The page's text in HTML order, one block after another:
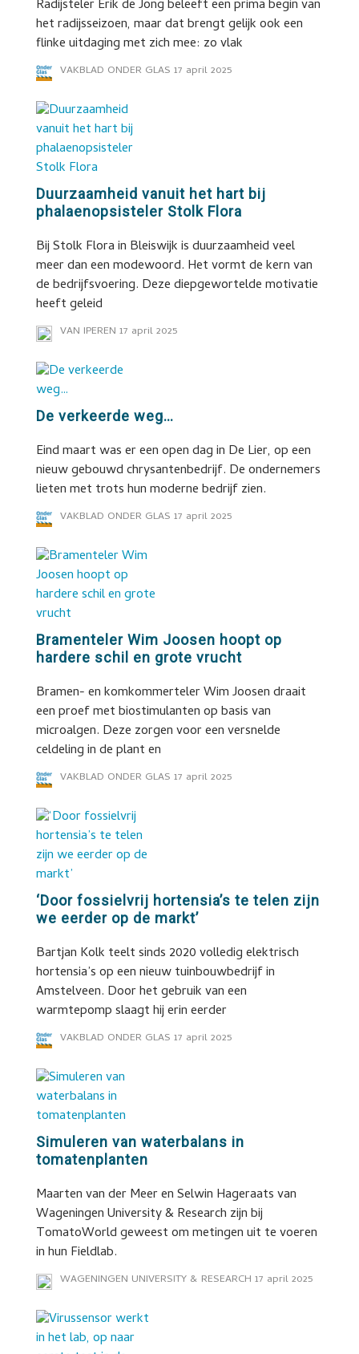
Radijsteler Erik de Jong beleeft een prima begin van
het radijsseizoen, maar dat brengt gelijk ook een
flinke uitdaging met zich mee: zo vlak
VAKBLAD ONDER GLAS 17 april 2025
Duurzaamheid vanuit het hart bij
phalaenopsisteler Stolk Flora
Bij Stolk Flora in Bleiswijk is duurzaamheid veel
meer dan een modewoord. Het vormt de kern van
de bedrijfsvoering. Deze diepgewortelde motivatie
heeft geleid
VAN IPEREN 17 april 2025
De verkeerde weg…
Eind maart was er een open dag in De Lier, op een
nieuw gebouwd chrysantenbedrijf. De ondernemers
lieten met trots hun moderne bedrijf zien.
VAKBLAD ONDER GLAS 17 april 2025
Bramenteler Wim Joosen hoopt op
hardere schil en grote vrucht
Bramen- en komkommerteler Wim Joosen draait
een proef met biostimulanten op basis van
microalgen. Deze zorgen voor een versnelde
celdeling in de plant en
VAKBLAD ONDER GLAS 17 april 2025
‘Door fossielvrij hortensia’s te telen zijn
we eerder op de markt’
Bartjan Kolk teelt sinds 2020 volledig elektrisch
hortensia’s op een nieuw tuinbouwbedrijf in
Amstelveen. Door het gebruik van een
warmtepomp slaagt hij erin eerder
VAKBLAD ONDER GLAS 17 april 2025
Simuleren van waterbalans in
tomatenplanten
Maarten van der Meer en Selwin Hageraats van
Wageningen University & Research zijn bij
TomatoWorld geweest om metingen uit te voeren
in hun Fieldlab.
WAGENINGEN UNIVERSITY & RESEARCH 17 april 2025